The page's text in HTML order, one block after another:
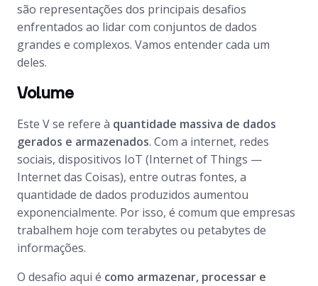
são representações dos principais desafios
enfrentados ao lidar com conjuntos de dados
grandes e complexos. Vamos entender cada um
deles.
Volume
Este V se refere à quantidade massiva de dados
gerados e armazenados. Com a internet, redes
sociais, dispositivos IoT (Internet of Things —
Internet das Coisas), entre outras fontes, a
quantidade de dados produzidos aumentou
exponencialmente. Por isso, é comum que empresas
trabalhem hoje com terabytes ou petabytes de
informações.
O desafio aqui é como armazenar, processar e